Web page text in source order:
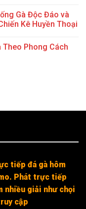
Gà Độc Đáo và
Kê Huyền Thoại
Theo Phong Cách
tiếp đá gà hôm
Phát trực tiếp
nhiều giải như chọi
cập